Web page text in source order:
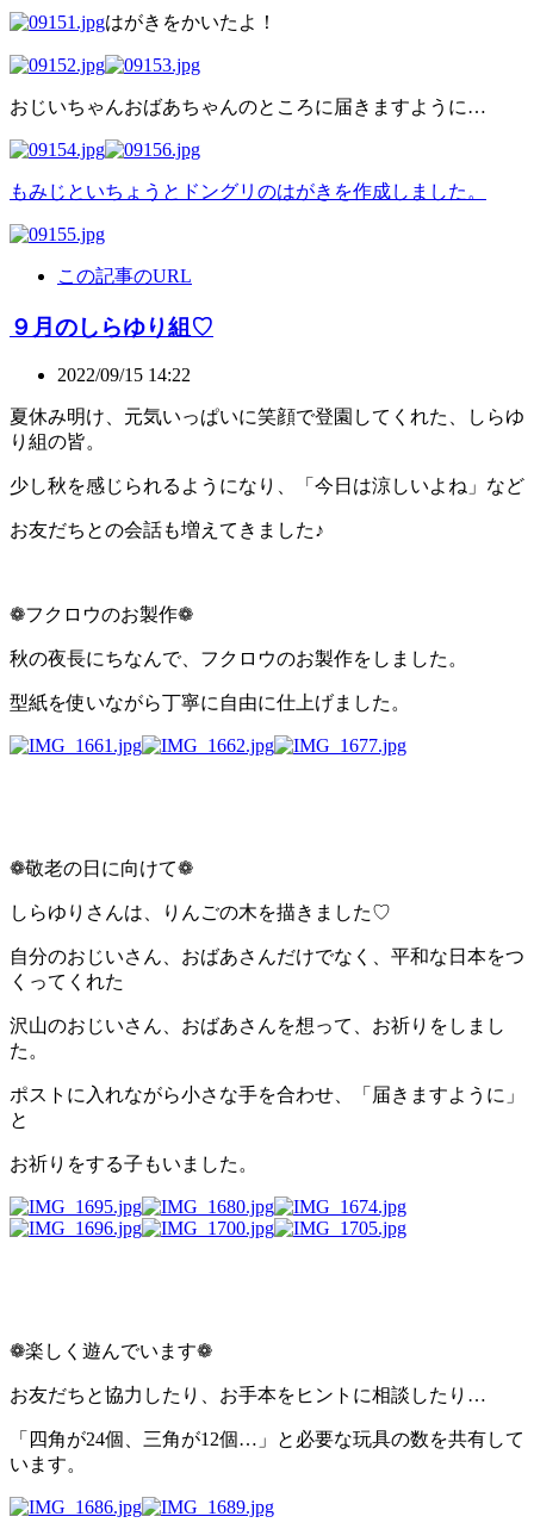
はがきをかいたよ！
おじいちゃんおばあちゃんのところに届きますように…
もみじといちょうとドングリのはがきを作成しました。
この記事のURL
９月のしらゆり組♡
2022/09/15 14:22
夏休み明け、元気いっぱいに笑顔で登園してくれた、しらゆ
り組の皆。
少し秋を感じられるようになり、「今日は涼しいよね」など
お友だちとの会話も増えてきました♪
❁フクロウのお製作❁
秋の夜長にちなんで、フクロウのお製作をしました。
型紙を使いながら丁寧に自由に仕上げました。
❁敬老の日に向けて❁
しらゆりさんは、りんごの木を描きました♡
自分のおじいさん、おばあさんだけでなく、平和な日本をつ
くってくれた
沢山のおじいさん、おばあさんを想って、お祈りをしまし
た。
ポストに入れながら小さな手を合わせ、「届きますように」
と
お祈りをする子もいました。
❁楽しく遊んでいます❁
お友だちと協力したり、お手本をヒントに相談したり…
「四角が24個、三角が12個…」と必要な玩具の数を共有して
います。